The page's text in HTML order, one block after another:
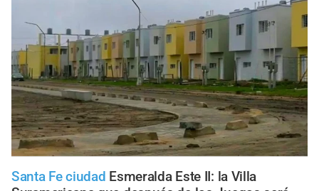
Santa Fe ciudad Esmeralda Este II: la Villa